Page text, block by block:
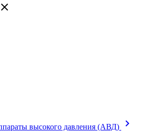
clear
высокого давления (АВД) keyboard_arrow_right